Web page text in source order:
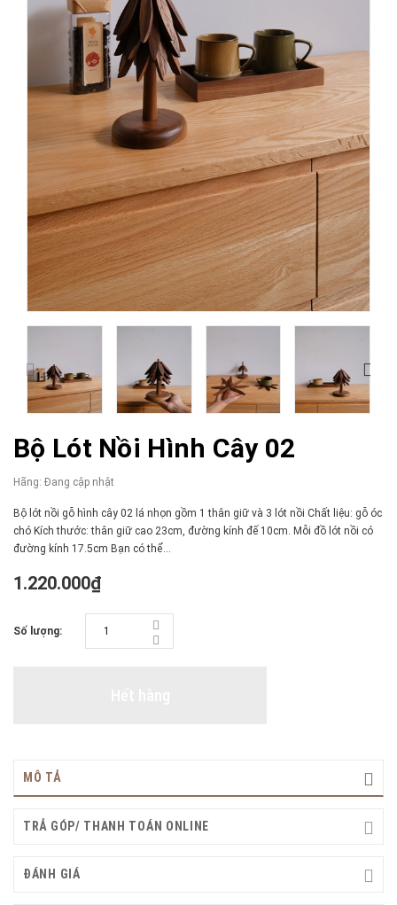
Bộ Lót Nồi Hình Cây 02
Hãng: Đang cập nhật
Bộ lót nồi gỗ hình cây 02 lá nhọn gồm 1 thân giữ và 3 lót nồi Chất liệu: gỗ óc
chó Kích thước: thân giữ cao 23cm, đường kính đế 10cm. Mỗi đồ lót nồi có
đường kính 17.5cm Bạn có thể...
1.220.000₫
Số lượng:
MÔ TẢ
TRẢ GÓP/ THANH TOÁN ONLINE
ĐÁNH GIÁ